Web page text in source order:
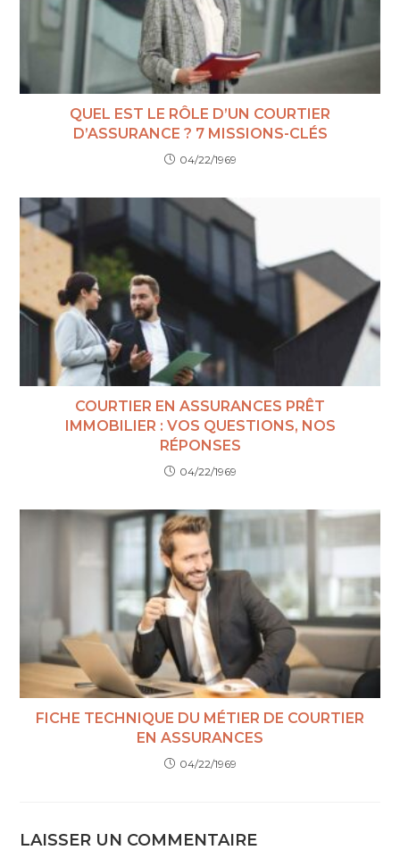
QUEL EST LE RÔLE D’UN COURTIER
D’ASSURANCE ? 7 MISSIONS-CLÉS
04/22/1969
COURTIER EN ASSURANCES PRÊT
IMMOBILIER : VOS QUESTIONS, NOS
RÉPONSES
04/22/1969
FICHE TECHNIQUE DU MÉTIER DE COURTIER
EN ASSURANCES
04/22/1969
LAISSER UN COMMENTAIRE